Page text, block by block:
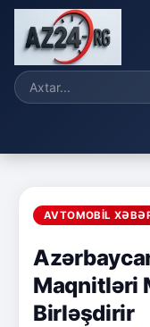
AVTOMOBIL
Maqnitləri
Birləşdirir